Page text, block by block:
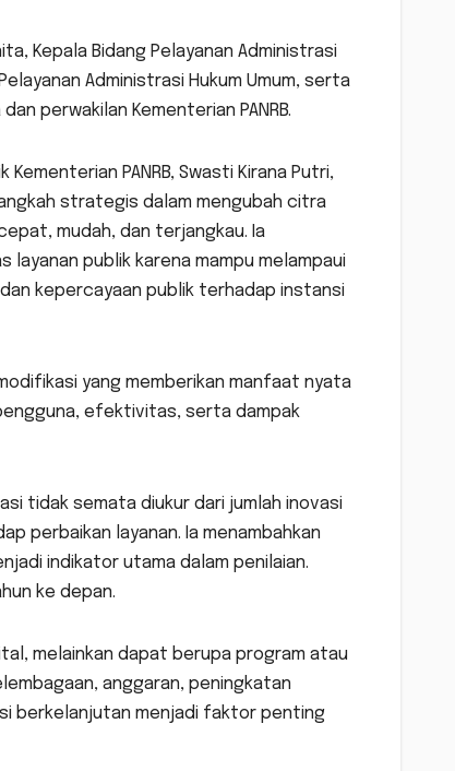
Kepala Bidang Pelayanan Administrasi
Administrasi Hukum Umum, serta
perwakilan Kementerian PANRB.
PANRB, Swasti Kirana Putri,
strategis dalam mengubah citra
mudah, dan terjangkau. Ia
layanan publik karena mampu melampaui
kepercayaan publik terhadap instansi
yang memberikan manfaat nyata
efektivitas, serta dampak
tidak semata diukur dari jumlah inovasi
perbaikan layanan. Ia menambahkan
indikator utama dalam penilaian.
ke depan.
melainkan dapat berupa program atau
anggaran, peningkatan
berkelanjutan menjadi faktor penting